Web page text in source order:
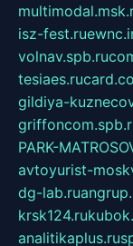
isz-fest.ru
volnav.spb.ru
tesiaes.ru
gildiya-
PARK-
avtoyurist-
dg-lab.ru
krsk124.ru
analitikaplus.ru